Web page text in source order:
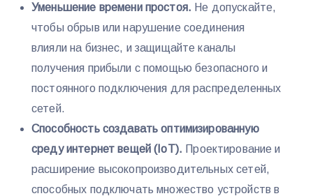
Уменьшение времени простоя. Не допускайте,
чтобы обрыв или нарушение соединения
влияли на бизнес, и защищайте каналы
получения прибыли с помощью безопасного и
постоянного подключения для распределенных
сетей.
Способность создавать оптимизированную
среду интернет вещей (IoT). Проектирование и
расширение высокопроизводительных сетей,
способных подключать множество устройств в